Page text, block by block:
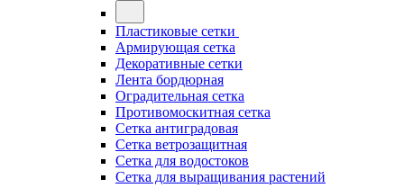
Пластиковые сетки
Армирующая сетка
Декоративные сетки
Лента бордюрная
Оградительная сетка
Противомоскитная сетка
Сетка антиградовая
Сетка ветрозащитная
Сетка для водостоков
Сетка для выращивания растений